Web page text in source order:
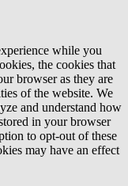
while you
the cookies that
browser as they are
of the website. We
and understand how
in your browser
to opt-out of these
may have an effect